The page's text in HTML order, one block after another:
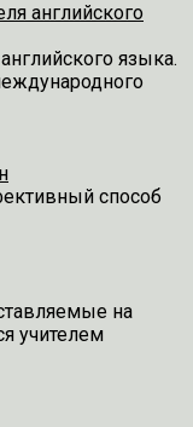
английского
языка.
способ
на
учителем